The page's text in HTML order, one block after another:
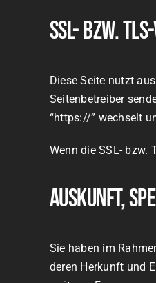
SSL- bzw.
Diese Seite nutzt
Seitenbetreiber
“https://” wechselt
Wenn die SSL- bzw.
Auskunft,
Sie haben im
deren Herkunft und